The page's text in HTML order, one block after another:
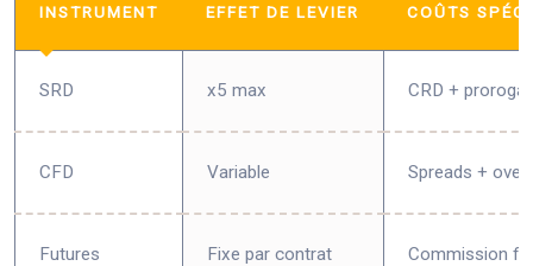
INSTRUMENT EFFET DE LEVIER COÛTS
SRD x5 max CRD +
CFD Variable Spreads +
Futures Fixe par contrat Commission